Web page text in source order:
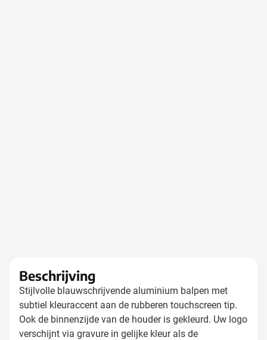
Beschrijving
Stijlvolle blauwschrijvende aluminium balpen met
subtiel kleuraccent aan de rubberen touchscreen tip.
Ook de binnenzijde van de houder is gekleurd. Uw logo
verschijnt via gravure in gelijke kleur als de